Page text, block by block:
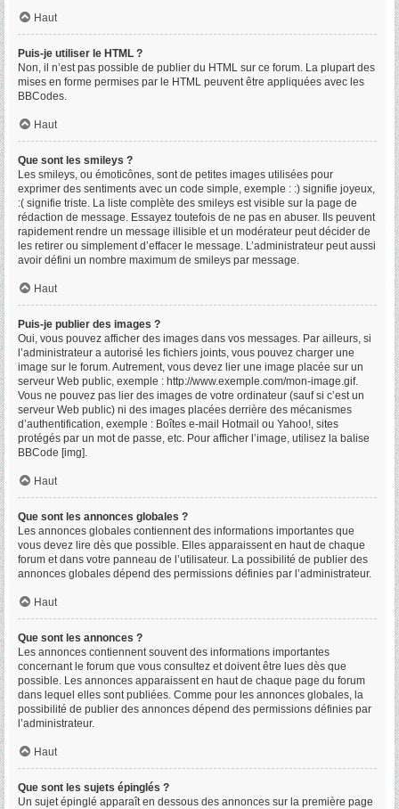
Haut
Puis-je utiliser le HTML ?
Non, il n’est pas possible de publier du HTML sur ce forum. La plupart des
mises en forme permises par le HTML peuvent être appliquées avec les
BBCodes.
Haut
Que sont les smileys ?
Les smileys, ou émoticônes, sont de petites images utilisées pour
exprimer des sentiments avec un code simple, exemple : :) signifie joyeux,
:( signifie triste. La liste complète des smileys est visible sur la page de
rédaction de message. Essayez toutefois de ne pas en abuser. Ils peuvent
rapidement rendre un message illisible et un modérateur peut décider de
les retirer ou simplement d’effacer le message. L’administrateur peut aussi
avoir défini un nombre maximum de smileys par message.
Haut
Puis-je publier des images ?
Oui, vous pouvez afficher des images dans vos messages. Par ailleurs, si
l’administrateur a autorisé les fichiers joints, vous pouvez charger une
image sur le forum. Autrement, vous devez lier une image placée sur un
serveur Web public, exemple : http://www.exemple.com/mon-image.gif.
Vous ne pouvez pas lier des images de votre ordinateur (sauf si c’est un
serveur Web public) ni des images placées derrière des mécanismes
d’authentification, exemple : Boîtes e-mail Hotmail ou Yahoo!, sites
protégés par un mot de passe, etc. Pour afficher l’image, utilisez la balise
BBCode [img].
Haut
Que sont les annonces globales ?
Les annonces globales contiennent des informations importantes que
vous devez lire dès que possible. Elles apparaissent en haut de chaque
forum et dans votre panneau de l’utilisateur. La possibilité de publier des
annonces globales dépend des permissions définies par l’administrateur.
Haut
Que sont les annonces ?
Les annonces contiennent souvent des informations importantes
concernant le forum que vous consultez et doivent être lues dès que
possible. Les annonces apparaissent en haut de chaque page du forum
dans lequel elles sont publiées. Comme pour les annonces globales, la
possibilité de publier des annonces dépend des permissions définies par
l’administrateur.
Haut
Que sont les sujets épinglés ?
Un sujet épinglé apparaît en dessous des annonces sur la première page